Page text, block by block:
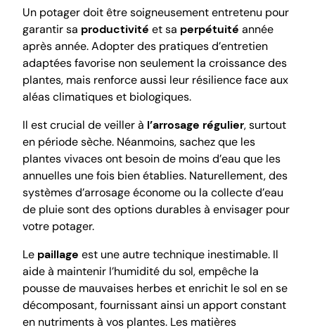
Un potager doit être soigneusement entretenu pour
garantir sa productivité et sa perpétuité année
après année. Adopter des pratiques d’entretien
adaptées favorise non seulement la croissance des
plantes, mais renforce aussi leur résilience face aux
aléas climatiques et biologiques.
Il est crucial de veiller à l’arrosage régulier, surtout
en période sèche. Néanmoins, sachez que les
plantes vivaces ont besoin de moins d’eau que les
annuelles une fois bien établies. Naturellement, des
systèmes d’arrosage économe ou la collecte d’eau
de pluie sont des options durables à envisager pour
votre potager.
Le paillage est une autre technique inestimable. Il
aide à maintenir l’humidité du sol, empêche la
pousse de mauvaises herbes et enrichit le sol en se
décomposant, fournissant ainsi un apport constant
en nutriments à vos plantes. Les matières